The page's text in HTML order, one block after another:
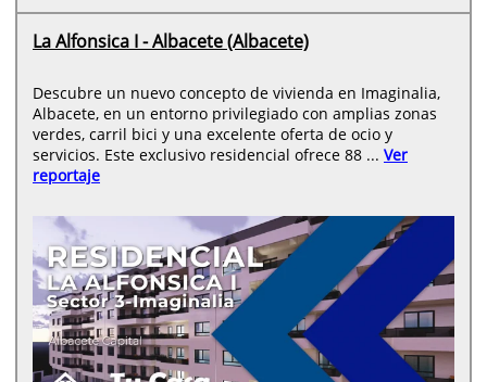
La Alfonsica I - Albacete (Albacete)
Descubre un nuevo concepto de vivienda en Imaginalia,
Albacete, en un entorno privilegiado con amplias zonas
verdes, carril bici y una excelente oferta de ocio y
servicios. Este exclusivo residencial ofrece 88 ... Ver
reportaje